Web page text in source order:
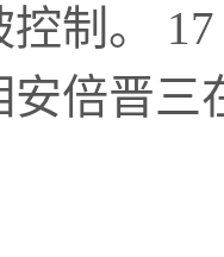
制。
安倍晋